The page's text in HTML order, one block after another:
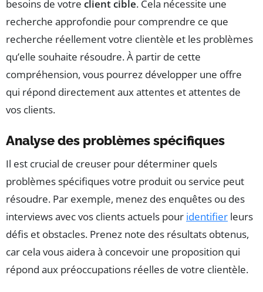
besoins de votre client cible. Cela nécessite une
recherche approfondie pour comprendre ce que
recherche réellement votre clientèle et les problèmes
qu’elle souhaite résoudre. À partir de cette
compréhension, vous pourrez développer une offre
qui répond directement aux attentes et attentes de
vos clients.
Analyse des problèmes spécifiques
Il est crucial de creuser pour déterminer quels
problèmes spécifiques votre produit ou service peut
résoudre. Par exemple, menez des enquêtes ou des
interviews avec vos clients actuels pour identifier leurs
défis et obstacles. Prenez note des résultats obtenus,
car cela vous aidera à concevoir une proposition qui
répond aux préoccupations réelles de votre clientèle.